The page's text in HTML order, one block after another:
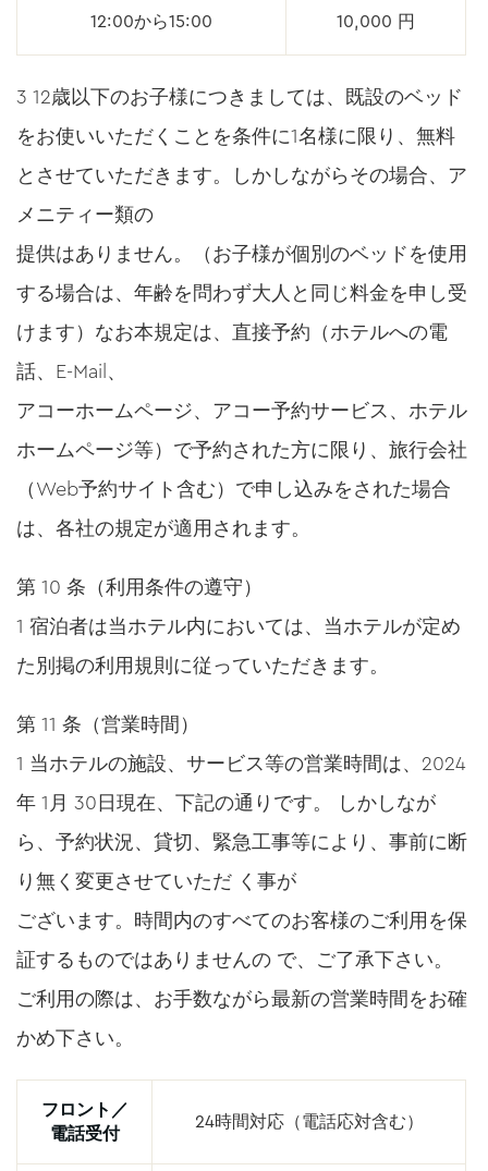
12:00から15:00 10,000 円
3 12歳以下のお子様につきましては、既設のベッド
をお使いいただくことを条件に1名様に限り、無料
とさせていただきます。しかしながらその場合、ア
メニティー類の
提供はありません。（お子様が個別のベッドを使用
する場合は、年齢を問わず大人と同じ料金を申し受
けます）なお本規定は、直接予約（ホテルへの電
話、E-Mail、
アコーホームページ、アコー予約サービス、ホテル
ホームページ等）で予約された方に限り、旅行会社
（Web予約サイト含む）で申し込みをされた場合
は、各社の規定が適用されます。
第 10 条（利用条件の遵守）
1 宿泊者は当ホテル内においては、当ホテルが定め
た別掲の利用規則に従っていただきます。
第 11 条（営業時間）
1 当ホテルの施設、サービス等の営業時間は、2024
年 1月 30日現在、下記の通りです。 しかしなが
ら、予約状況、貸切、緊急工事等により、事前に断
り無く変更させていただ く事が
ございます。時間内のすべてのお客様のご利用を保
証するものではありませんの で、ご了承下さい。
ご利用の際は、お手数ながら最新の営業時間をお確
かめ下さい。
フロント／
電話受付
24時間対応（電話応対含む）